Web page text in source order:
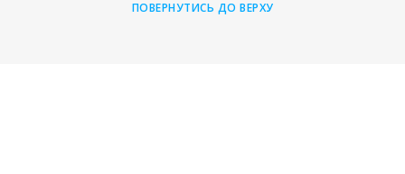
ПОВЕРНУТИСЬ ДО ВЕРХУ